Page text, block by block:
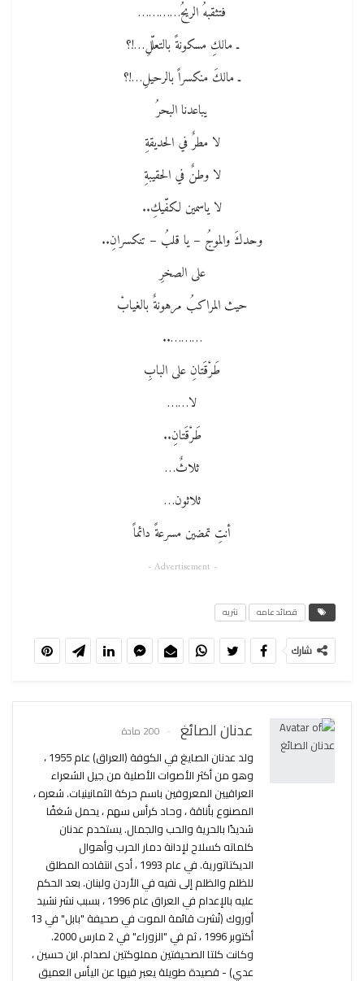
فتثقبهُ الريحُ…………
ـ مالكِ مسكونةً بالتعلّلِ…!؟
ـ مالكَ منكسراً بالرحيلِ…!؟
يباعدنا البحرُ
لا مطرٌ في الحديقةِ
لا وطنٌ في الحقيبةِ
لا ياسمين لكفّيكِ..
وحدكَ والموجُ – يا قلبُ – تنكسرانِ..
على الصخرِ
حيث المراكبُ مرهونةٌ بالغيابْ
………..
طَرْقَتانِ على البابِ
لا……
طَرْقَتانِ..
ثلاثٌ…
ثلاثون…
أنتِ تمضين مسرعةً دائماً
- Advertisement -
قصائد عامه نثريه
شارك
عدنان الصائغ 200 مادة
ولد عدنان الصايغ في الكوفة (العراق) عام 1955 ،
وهو من أكثر الأصوات الأصلية من جيل الشعراء
العراقيين المعروفين باسم حركة الثمانينيات. شعره ،
المصنوع بأناقة ، وحاد كرأس سهم ، يحمل شغفًا
شديدًا بالحرية والحب والجمال. يستخدم عدنان
كلماته كسلاح لإدانة دمار الحرب وأهوال
الديكتاتورية. في عام 1993 ، أدى انتقاده المطلق
للظلم والظلم إلى نفيه في الأردن ولبنان. بعد الحكم
عليه بالإعدام في العراق عام 1996 ، بسبب نشر نشيد
أوروك (نُشرت قائمة الموت في صحيفة "بابل" في 13
أكتوبر 1996 ، ثم في "الزوراء" في 2 مارس 2000.
وكانت كلتا الصحيفتين مملوكتين لصدام. ابن حسين ،
عدي) - قصيدة طويلة يعبر فيها عن اليأس العميق